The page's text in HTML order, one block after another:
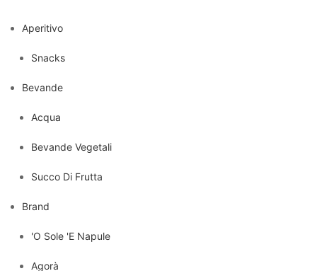
Aperitivo
Snacks
Bevande
Acqua
Bevande Vegetali
Succo Di Frutta
Brand
'O Sole 'E Napule
Agorà